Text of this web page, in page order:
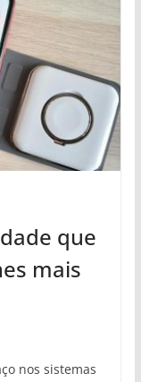
que
mais
nos sistemas